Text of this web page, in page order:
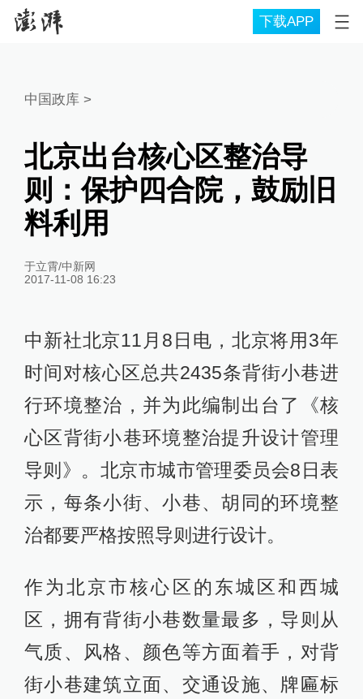
下载APP
中国政库 >
北京出台核心区整治导
则：保护四合院，鼓励旧
料利用
于立霄/中新网
2017-11-08 16:23
中新社北京11月8日电，北京将用3年
时间对核心区总共2435条背街小巷进
行环境整治，并为此编制出台了《核
心区背街小巷环境整治提升设计管理
导则》。北京市城市管理委员会8日表
示，每条小街、小巷、胡同的环境整
治都要严格按照导则进行设计。
作为北京市核心区的东城区和西城
区，拥有背街小巷数量最多，导则从
气质、风格、颜色等方面着手，对背
街小巷建筑立面、交通设施、牌匾标